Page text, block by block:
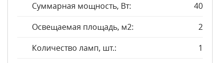
Суммарная мощность, Вт:
40
Освещаемая площадь, м2:
2
Количество ламп, шт.:
1